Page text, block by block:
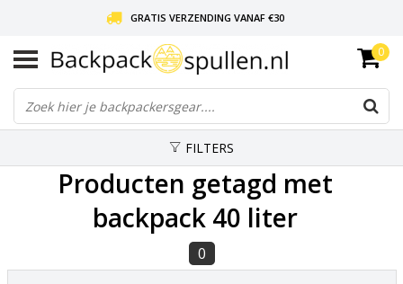
GRATIS VERZENDING VANAF €30
LIEFDE VOOR BACKPACKEN!
30 DAGEN GRATIS RETOUR
0
FILTERS
Producten getagd met
backpack 40 liter
0